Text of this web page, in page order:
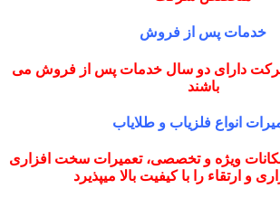
خدمات پس از فروش
دارای دو سال خدمات پس از فروش می
باشند
انواع فلزیاب و طلایاب
ویژه و تخصصی، تعمیرات سخت افزاری
و ارتقاء را با کیفیت بالا میپذیرد